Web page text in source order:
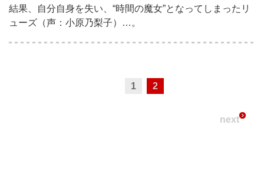
結果、自分自身を失い、“時間の魔女”となってしまったリ
ューズ（声：小原乃梨子）…。
1 2
next